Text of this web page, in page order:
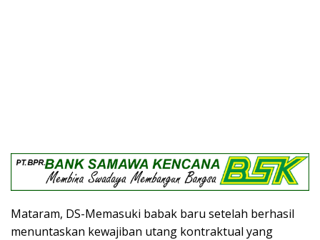
Mataram, DS-Memasuki babak baru setelah berhasil
menuntaskan kewajiban utang kontraktual yang